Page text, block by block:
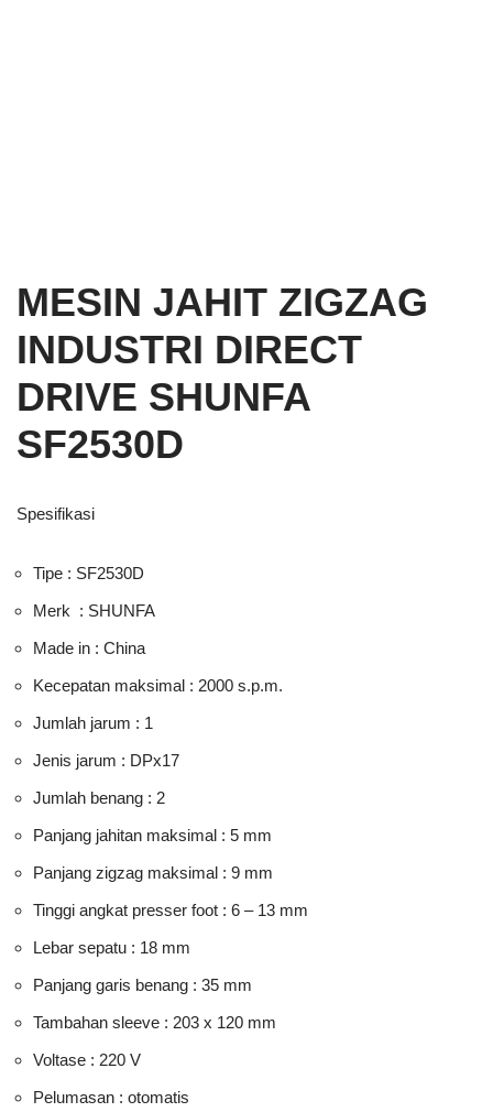
MESIN JAHIT ZIGZAG
INDUSTRI DIRECT
DRIVE SHUNFA
SF2530D
Spesifikasi
Tipe : SF2530D
Merk : SHUNFA
Made in : China
Kecepatan maksimal : 2000 s.p.m.
Jumlah jarum : 1
Jenis jarum : DPx17
Jumlah benang : 2
Panjang jahitan maksimal : 5 mm
Panjang zigzag maksimal : 9 mm
Tinggi angkat presser foot : 6 – 13 mm
Lebar sepatu : 18 mm
Panjang garis benang : 35 mm
Tambahan sleeve : 203 x 120 mm
Voltase : 220 V
Pelumasan : otomatis